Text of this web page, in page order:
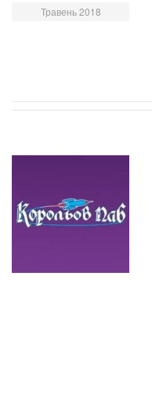
Травень 2018